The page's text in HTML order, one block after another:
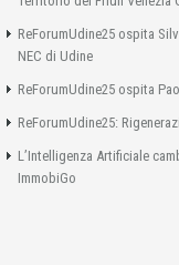
ReForumUdine25 ospita
NEC di Udine
ReForumUdine25 ospita
ReForumUdine25:
L’Intelligenza Artificiale
ImmobiGo